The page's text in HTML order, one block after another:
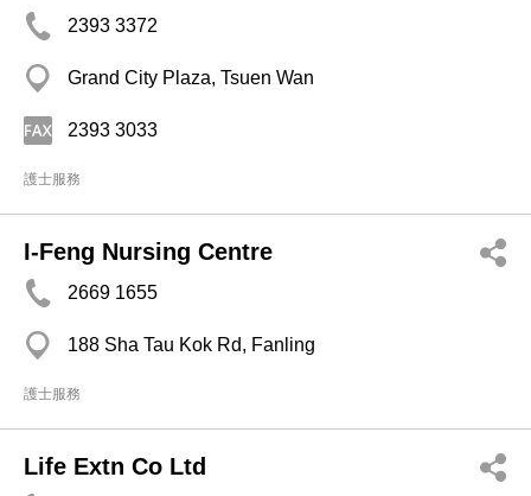
2393 3372
Grand City Plaza, Tsuen Wan
2393 3033
護士服務
I-Feng Nursing Centre
2669 1655
188 Sha Tau Kok Rd, Fanling
護士服務
Life Extn Co Ltd